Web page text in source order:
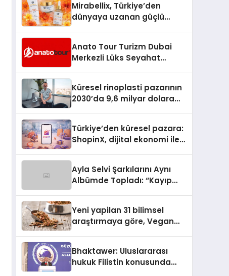
Mirabellix, Türkiye’den
dünyaya uzanan güçlü
Anato Tour Turizm Dubai
Merkezli Lüks Seyahat
Küresel rinoplasti pazarının
2030’da 9,6 milyar dolara
Türkiye’den küresel pazara:
ShopinX, dijital ekonomi ile
Ayla Selvi Şarkılarını Aynı
Albümde Topladı: “Kayıp
Yeni yapilan 31 bilimsel
araştırmaya göre, Vegan
Sindirildiğini Ortaya Koydu
Bhaktawer: Uluslararası
hukuk Filistin konusunda